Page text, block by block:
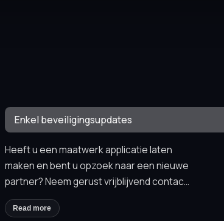
Enkel beveiligingsupdates
Heeft u een maatwerk applicatie laten
maken en bent u opzoek naar een nieuwe
partner? Neem gerust vrijblijvend contact
met ons op om de mogelijkheden te
bespreken.
Read more